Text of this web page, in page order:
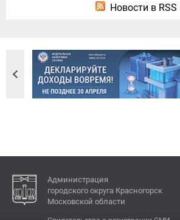
Новости в RSS
Администрация
городского округа Красногорск
Московской области